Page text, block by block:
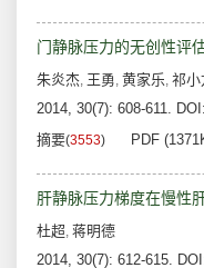
门静脉压力的无创性评
朱炎杰, 王勇, 黄家乐, 祁小
2014, 30(7): 608-611. DOI:
摘要(3553) PDF
肝静脉压力梯度在慢性
杜超, 蒋明德
2014, 30(7): 612-615.